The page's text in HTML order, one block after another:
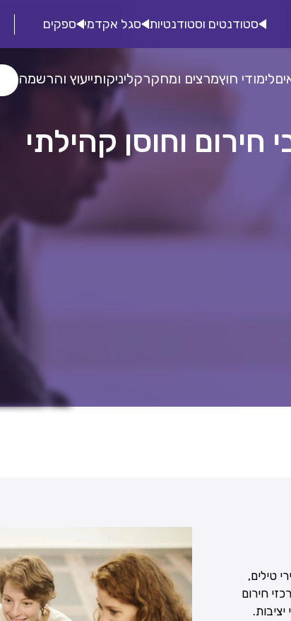
סטודנטים וסטודנטיות סגל אקדמי ספקים
לימודי חוץמרצים ומחקרקליניקותייעוץ והרשמה
וחוסן קהילתי
טילים,
חירום